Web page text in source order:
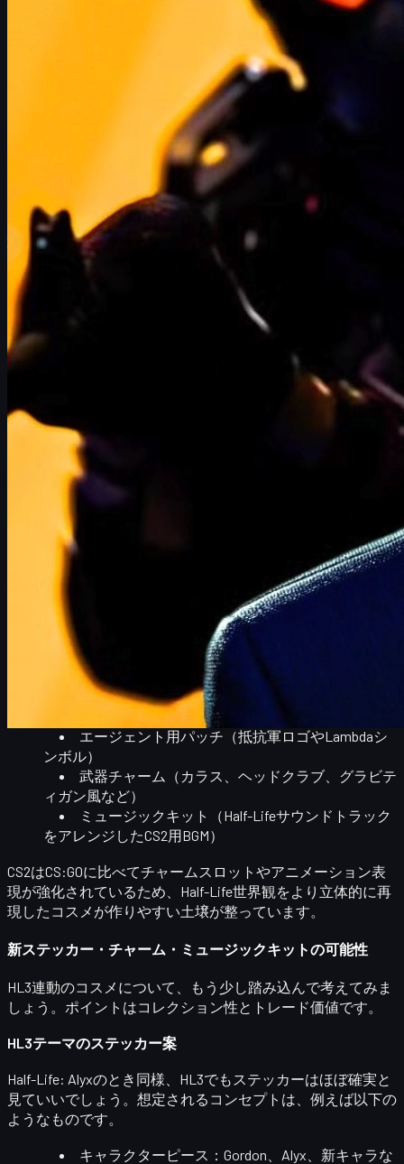
という期待が再燃していま
CSシリーズは、もともと初代Half-LifeのMODとして誕生した
タイトルです。そのため、Half-LifeとCounter-Strikeの2つの
シリーズは、テクノロジー面でもコミュニティ面でも、常に
を持ってきました。
では、もし本当にHL3がリリースされたら、CS2には何が起
CS2向けの新しいステッカー・チャーム・ミュー
ジックキット
Source 2エンジン周りの技術的な大幅進化
開発リソース配分の変化によるアップデート頻度
CS2スキン市場やトレード環境へのイン
パクト
この記事では、現時点ではあくまで
であることを前提に
しつつ、ゲーマー＆トレーダー目線でHL3とCS2の未来を深
掘りしていきます。
HL3発売でCS2コスメはどう変わる？
Valveは新作タイトルの発売に合わせて、既存タイトルで
ラボレーション的なコスメティクス
ります。Half-Life: Alyxの時には、CS:GOにAlyx関連のステッ
カーやパッチが追加されました。
この流れを考えると、もしHL3が発売されるなら、CS2にも
かなり大規模なコスメイベントが来る可能性は高いと考えら
れます。
想定されるのは、例えば以下のようなコンテンツです。
HL3テーマのステッカーコレクション
Alyx, G-Man, Combine系など）
エージェント用パッチ （抵抗軍ロゴやLambdaシ
ンボル）
武器チャーム
（カラス、ヘッドクラブ、グラビテ
ィガン風など）
ミュージックキット
（Half-Lifeサウンドトラック
をアレンジしたCS2用BGM）
CS2はCS:GOに比べてチャームスロットやアニメーション表
現が強化されているため、 Half-Life世界観をより立体的に再
現したコスメ が作りやすい土壌が整っています。
新ステッカー・チャーム・ミュージックキットの可能性
HL3連動のコスメについて、もう少し踏み込んで考えてみま
しょう。ポイントはコレクション性と トレード価値です。
HL3テーマのステッカー案
Half-Life: Alyxのとき同様、HL3でもステッカーはほぼ確実と
見ていいでしょう。想定されるコンセプトは、例えば以下の
ようなものです。
キャラクターピース ：Gordon、Alyx、新キャラな